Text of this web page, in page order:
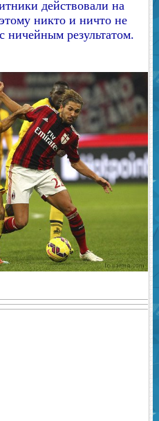
действовали на
никто и ничто не
ничейным результатом.